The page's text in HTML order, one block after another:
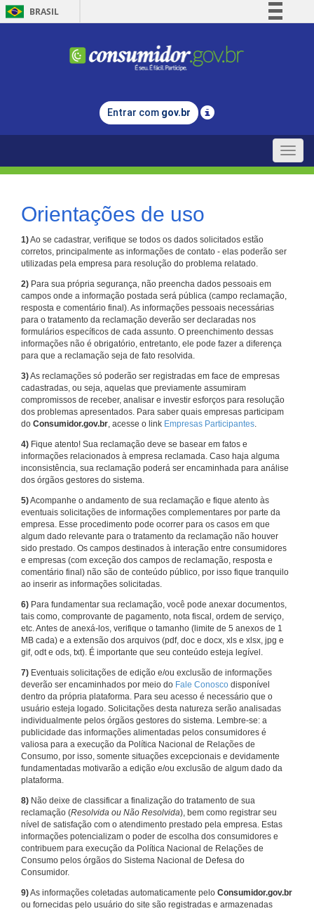
BRASIL
Comunica BR
Legislação
Entrar com gov.br
Toggle
Orientações de uso
1)Ao se cadastrar, verifique se todos os dados solicitados estão
corretos, principalmente as informações de contato - elas poderão ser
utilizadas pela empresa para resolução do problema relatado.
2) Para sua própria segurança, não preencha dados pessoais em
campos onde a informação postada será pública (campo reclamação,
resposta e comentário final). As informações pessoais necessárias
para o tratamento da reclamação deverão ser declaradas nos
formulários específicos de cada assunto. O preenchimento dessas
informações não é obrigatório, entretanto, ele pode fazer a diferença
para que a reclamação seja de fato resolvida.
3)As reclamações só poderão ser registradas em face de empresas
cadastradas, ou seja, aquelas que previamente assumiram
compromissos de receber, analisar e investir esforços para resolução
dos problemas apresentados. Para saber quais empresas participam
do Consumidor.gov.br, acesse o link Empresas Participantes.
4) Fique atento! Sua reclamação deve se basear em fatos e
informações relacionados à empresa reclamada. Caso haja alguma
inconsistência, sua reclamação poderá ser encaminhada para análise
dos órgãos gestores do sistema.
5)Acompanhe o andamento de sua reclamação e fique atento às
eventuais solicitações de informações complementares por parte da
empresa. Esse procedimento pode ocorrer para os casos em que
algum dado relevante para o tratamento da reclamação não houver
sido prestado. Os campos destinados à interação entre consumidores
e empresas (com exceção dos campos de reclamação, resposta e
comentário final) não são de conteúdo público, por isso fique tranquilo
ao inserir as informações solicitadas.
6) Para fundamentar sua reclamação, você pode anexar documentos,
tais como, comprovante de pagamento, nota fiscal, ordem de serviço,
etc. Antes de anexá-los, verifique o tamanho (limite de 5 anexos de 1
MB cada) e a extensão dos arquivos (pdf, doc e docx, xls e xlsx, jpg e
gif, odt e ods, txt). É importante que seu conteúdo esteja legível.
7) Eventuais solicitações de edição e/ou exclusão de informações
deverão ser encaminhados por meio do Fale Conosco disponível
dentro da própria plataforma. Para seu acesso é necessário que o
usuário esteja logado. Solicitações desta natureza serão analisadas
individualmente pelos órgãos gestores do sistema. Lembre-se: a
publicidade das informações alimentadas pelos consumidores é
valiosa para a execução da Política Nacional de Relações de
Consumo, por isso, somente situações excepcionais e devidamente
fundamentadas motivarão a edição e/ou exclusão de algum dado da
plataforma.
8) Não deixe de classificar a finalização do tratamento de sua
reclamação (Resolvida ou Não Resolvida), bem como registrar seu
nível de satisfação com o atendimento prestado pela empresa. Estas
informações potencializam o poder de escolha dos consumidores e
contribuem para execução da Política Nacional de Relações de
Consumo pelos órgãos do Sistema Nacional de Defesa do
Consumidor.
9)As informações coletadas automaticamente pelo Consumidor.gov.br
ou fornecidas pelo usuário do site são registradas e armazenadas